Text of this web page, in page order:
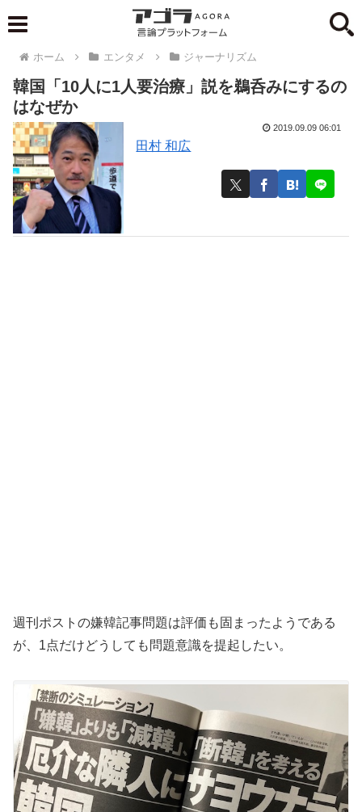
ホーム エンタメ ジャーナリズム
韓国「10人に1人要治療」説を鵜呑みにするの
はなぜか
田村 和広
2019.09.09 06:01
週刊ポストの嫌韓記事問題は評価も固まったようである
が、1点だけどうしても問題意識を提起したい。